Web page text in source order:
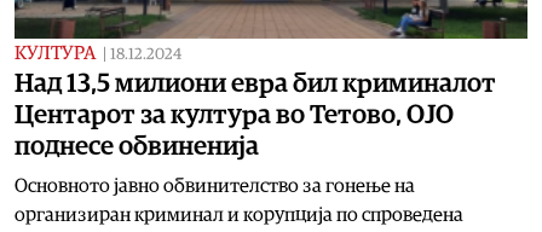
КУЛТУРА 18.12.2024
Над 13,5 милиони евра бил криминалот
Центарот за култура во Тетово, ОЈО
поднесе обвиненија
Основното јавно обвинителство за гонење на
организиран криминал и корупција по спроведена